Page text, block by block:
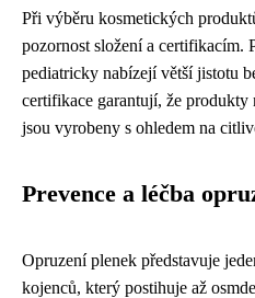
Při výběru kosmetických
pozornost složení a certifikacím.
pediatricky nabízejí větší jistotu
certifikace garantují, že
jsou vyrobeny s ohledem na
Prevence a léčba
Opruzení plenek představuje
kojenců, který postihuje až